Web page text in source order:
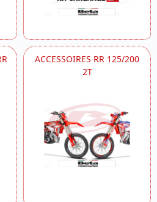
ACCESSOIRES RR 125/200
2T